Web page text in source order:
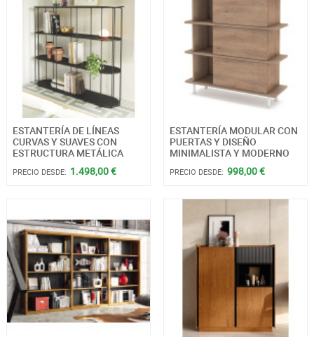
ESTANTERÍA DE LÍNEAS
CURVAS Y SUAVES CON
ESTRUCTURA METÁLICA
PRECIO DESDE: 1.498,00 €
ESTANTERÍA MODULAR CON
PUERTAS Y DISEÑO
MINIMALISTA Y MODERNO
PRECIO DESDE: 998,00 €